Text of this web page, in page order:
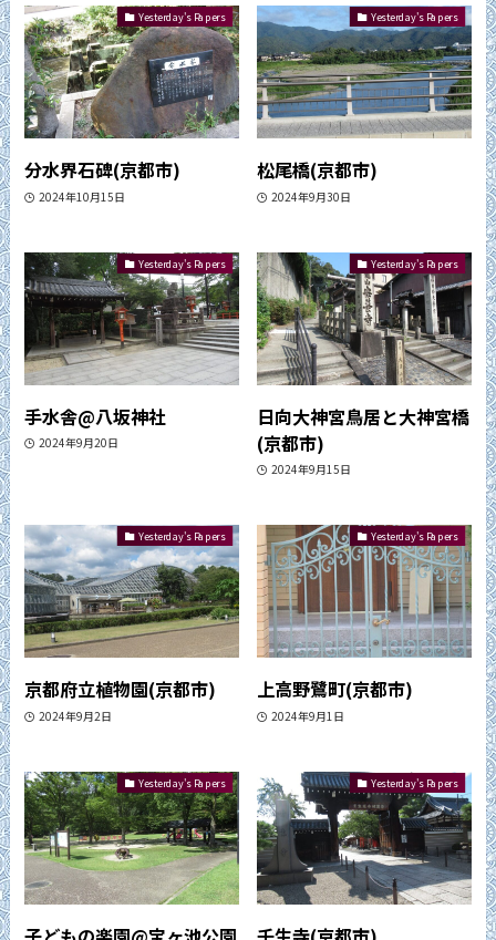
Yesterday's Papers
分水界石碑(京都市)
2024年10月15日
Yesterday's Papers
松尾橋(京都市)
2024年9月30日
Yesterday's Papers
手水舎@八坂神社
2024年9月20日
Yesterday's Papers
日向大神宮鳥居と大神宮橋
(京都市)
2024年9月15日
Yesterday's Papers
京都府立植物園(京都市)
2024年9月2日
Yesterday's Papers
上高野鷺町(京都市)
2024年9月1日
Yesterday's Papers Yesterday's Papers